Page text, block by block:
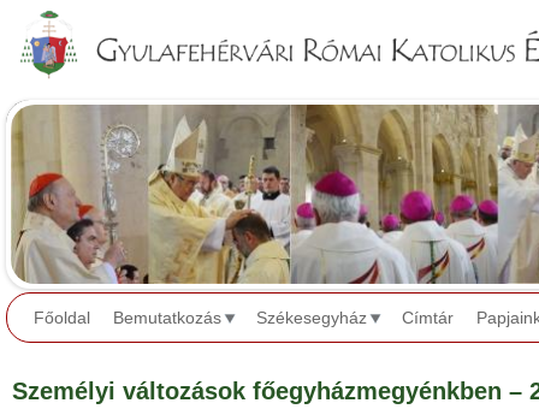
Főoldal Bemutatkozás Székesegyház Címtár
Személyi változások főegyházmegyénkben –